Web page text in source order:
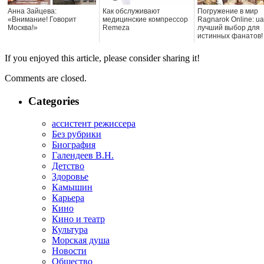
Анна Зайцева:
«Внимание! Говорит
Москва!»
Как обслуживают
медицинские компрессор
Remeza
Погружение в мир
Ragnarok Online:
лучший выбор для
истинных фанатов!
If you enjoyed this article, please consider sharing it!
Comments are closed.
Categories
ассистент режиссера
Без рубрики
Биография
Галендеев В.Н.
Детство
Здоровье
Камышин
Карьера
Кино
Кино и театр
Культура
Морская душа
Новости
Общество